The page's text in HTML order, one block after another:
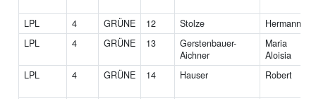
LPL 4 GRÜNE 12 Stolze
Hermann
LPL
4 GRÜNE 13
Gerstenbauer-
Aichner
Maria
Aloisia
LPL
4 GRÜNE 14 Hauser Robert